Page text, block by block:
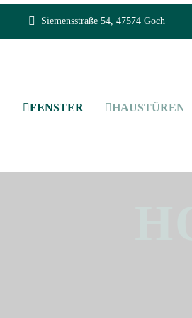
Siemensstraße 54, 47574 Goch
FENSTER HAUSTÜREN